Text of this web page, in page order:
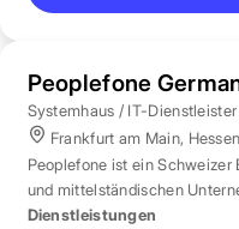
Peoplefone
Systemhaus / IT-Dienstleister
Frankfurt am Main,
Peoplefone ist ein Schweizer
und mittelständischen
Telefonielösungen bietet.
Dienstleistungen